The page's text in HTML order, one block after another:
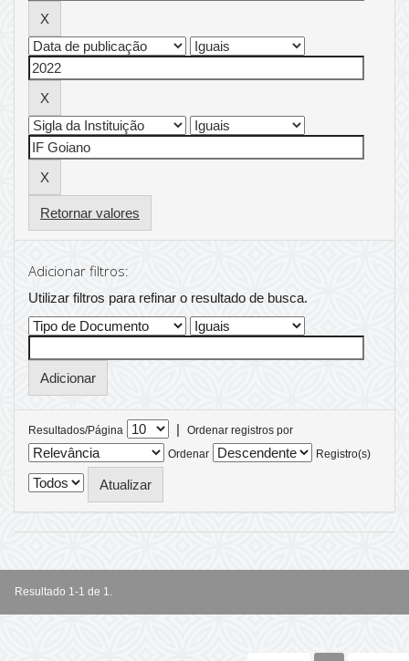
Retornar valores
Adicionar filtros:
Utilizar filtros para refinar o resultado de busca.
Resultados/Página |
Ordenar registros por
Ordenar
Registro(s)
Resultado 1-1 de 1.